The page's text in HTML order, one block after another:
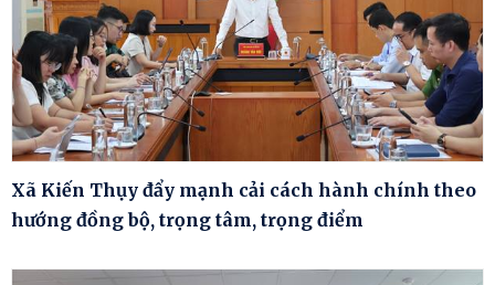
Xã Kiến Thụy đẩy mạnh cải cách hành chính theo
hướng đồng bộ, trọng tâm, trọng điểm